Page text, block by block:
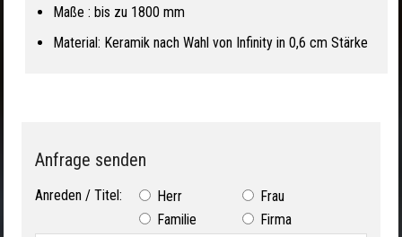
Maße : bis zu 1800 mm
Material: Keramik nach Wahl von Infinity in 0,6 cm Stärke
Anfrage senden
Anreden / Titel: Herr
Frau
Familie
Firma